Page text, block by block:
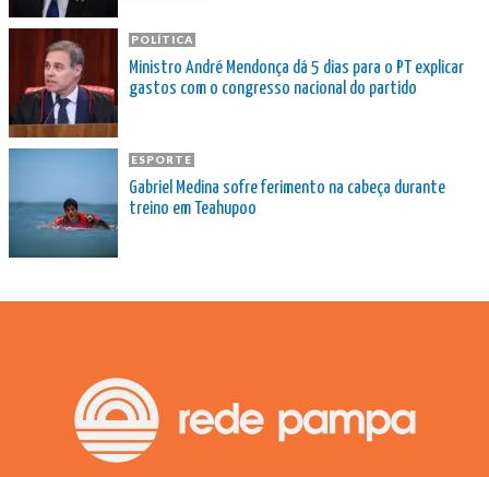
POLÍTICA
Ministro André Mendonça dá 5 dias para o PT explicar
gastos com o congresso nacional do partido
ESPORTE
Gabriel Medina sofre ferimento na cabeça durante
treino em Teahupoo